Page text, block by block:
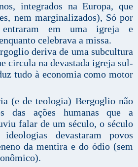
integrados na Europa, que
nem marginalizados), Só por
entraram em uma igreja e
celebrava a missa.
deriva de uma subcultura
circula na devastada igreja sul-
tudo à economia como motor
(e de teologia) Bergoglio não
das ações humanas que a
falar de um século, o século
devastaram povos
da mentira e do ódio (sem